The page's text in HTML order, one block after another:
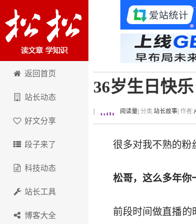
卢松松博客
返回首页
站长动态
好文分享
段子来了
科技动态
站长工具
博客大全
36岁生日快
阅读量 | 分类:站长故事 | 作者:
很多对我不熟的粉
松哥，这么多年你
前段时间做直播的